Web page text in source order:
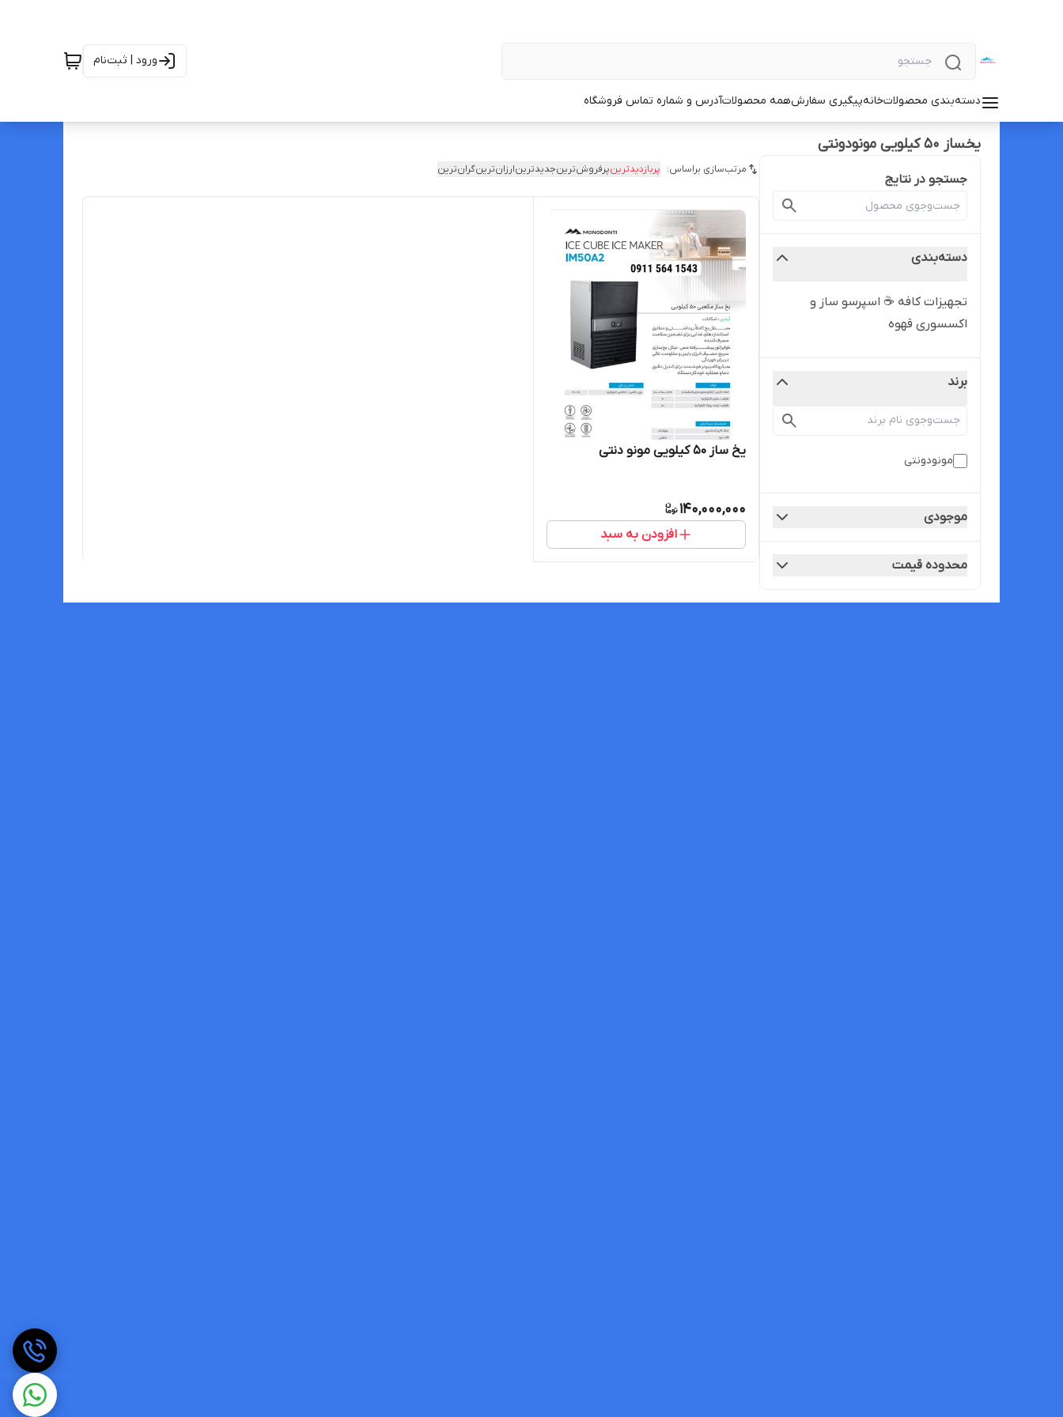
ورود | ثبت‌نام
دسته‌بندی محصولاتخانهپیگیری سفارشهمه محصولاتآدرس و شماره تماس فروشگاه
یخساز ۵۰ کیلویی مونودونتی
جستجو در نتایج
دسته‌بندی
تجهیزات کافه ☕️ اسپرسو ساز و
اکسسوری قهوه
برند
مونودونتی
موجودی
محدوده قیمت
مرتب‌سازی براساس: پربازدیدترینپرفروش‌ترینجدیدترینارزان‌ترینگران‌ترین
یخ ساز ۵۰ کیلویی مونو دنتی
140,000,000
افزودن به سبد